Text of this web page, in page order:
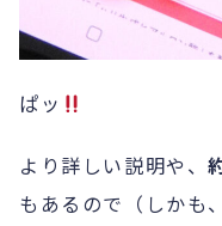
ぱッ
より詳しい説明や、
もあるので（しかも、